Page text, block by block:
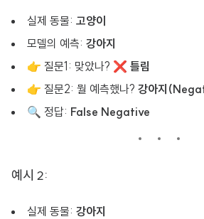
실제 동물: 고양이
모델의 예측: 강아지
👉 질문1: 맞았나? ❌ 틀림
👉 질문2: 뭘 예측했나? 강아지
🔍 정답: False Negative
예시 2:
실제 동물: 강아지